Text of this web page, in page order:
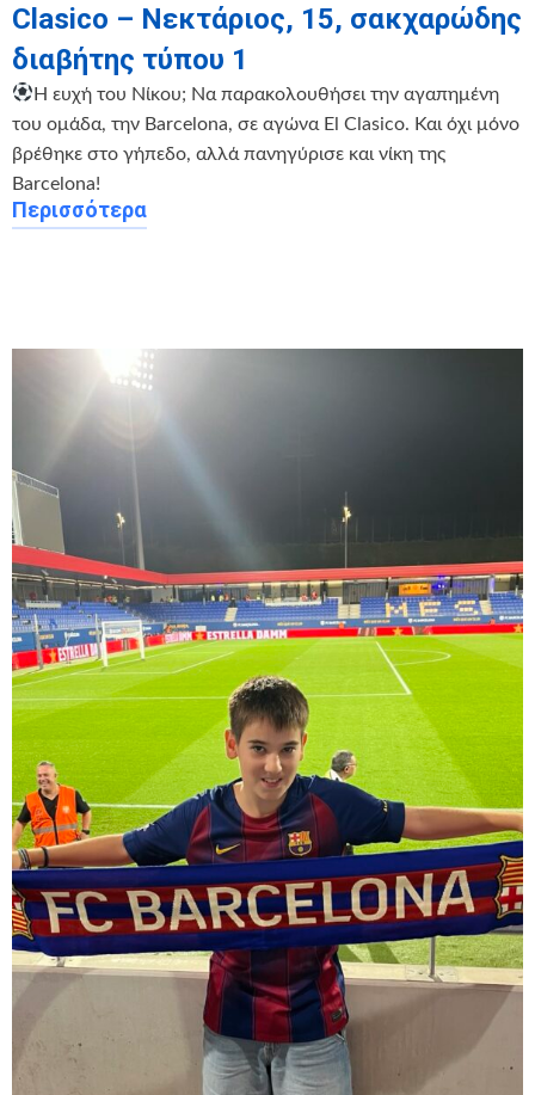
Clasico – Νεκτάριος, 15, σακχαρώδης
διαβήτης τύπου 1
Η ευχή του Νίκου; Να παρακολουθήσει την αγαπημένη
του ομάδα, την Barcelona, σε αγώνα El Clasico. Και όχι μόνο
βρέθηκε στο γήπεδο, αλλά πανηγύρισε και νίκη της
Barcelona!
Περισσότερα